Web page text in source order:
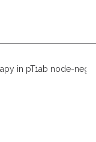
in pT1ab node-